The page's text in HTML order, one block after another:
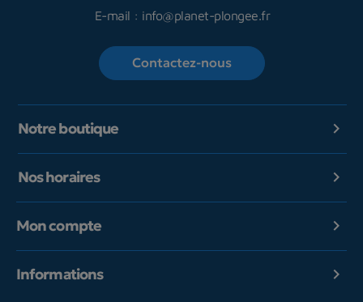
E-mail : info@planet-plongee.fr
Contactez-nous
Notre boutique 
Nos horaires 
Mon compte 
Informations 